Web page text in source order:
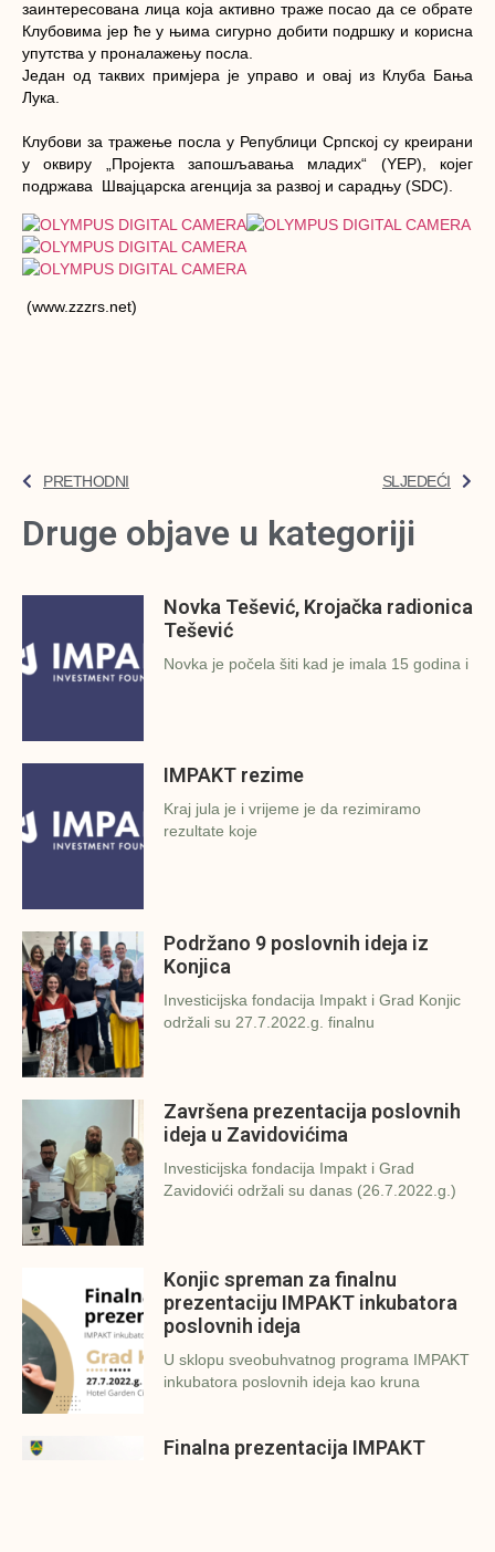
заинтересована лица која активно траже посао да се обрате
Клубовима јер ће у њима сигурно добити подршку и корисна
упутства у проналажењу посла.
Један од таквих примјера је управо и овај из Клуба Бања
Лука.
Клубови за тражење посла у Републици Српској су креирани
у оквиру „Пројекта запошљавања младих“ (YEP), којег
подржава Швајцарска агенција за развој и сарадњу (SDC).
(www.zzzrs.net)
PRETHODNI SLJEDEĆI
Druge objave u kategoriji
Novka Tešević, Krojačka radionica
Tešević
Novka je počela šiti kad je imala 15 godina i
IMPAKT rezime
Kraj jula je i vrijeme je da rezimiramo
rezultate koje
Podržano 9 poslovnih ideja iz
Konjica
Investicijska fondacija Impakt i Grad Konjic
održali su 27.7.2022.g. finalnu
Završena prezentacija poslovnih
ideja u Zavidovićima
Investicijska fondacija Impakt i Grad
Zavidovići održali su danas (26.7.2022.g.)
Konjic spreman za finalnu
prezentaciju IMPAKT inkubatora
poslovnih ideja
U sklopu sveobuhvatnog programa IMPAKT
inkubatora poslovnih ideja kao kruna
Finalna prezentacija IMPAKT